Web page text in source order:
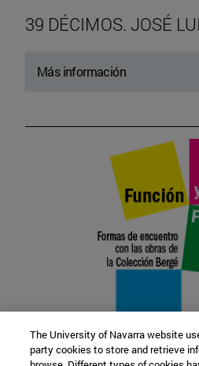
39 DÉCIMOS. JOSÉ
Más información
22 SEP
The University of Navarra website
party cookies to store and retrieve